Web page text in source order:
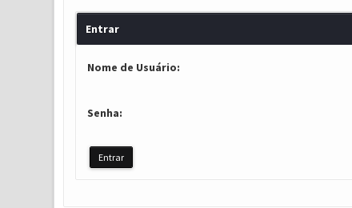
Entrar
Nome de Usuário:
Senha: